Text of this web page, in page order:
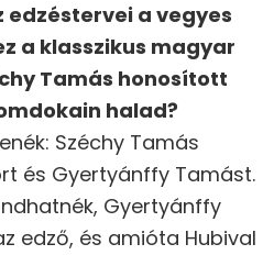
edzéstervei a vegyes
a klasszikus magyar
Tamás honosított
halad?
Széchy Tamás
és Gyertyánffy Tamást.
Gyertyánffy
edző, és amióta Hubival